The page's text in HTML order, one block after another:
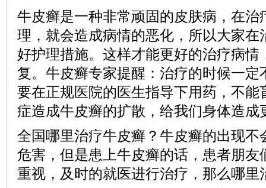
牛皮癣是一种非常顽固的皮肤病，在治
理，就会造成病情的恶化，所以大家在
好护理措施。这样才能更好的治疗病情
复。牛皮癣专家提醒：治疗的时候一定
要在正规医院的医生指导下用药，不能
症造成牛皮癣的扩散，给我们身体造成
全国哪里治疗牛皮癣？牛皮癣的出现不
危害，但是患上牛皮癣的话，患者朋友
重视，及时的就医进行治疗，那么哪里